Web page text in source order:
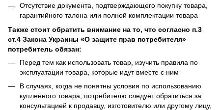
Отсутствие документа, подтверждающего покупку товара,
гарантийного талона или полной комплектации товара
Также стоит обратить внимание на то, что согласно п.3
ст.4 Закона Украины «О защите прав потребителя»
потребитель обязан:
Перед тем как использовать товар, изучить правила по
эксплуатации товара, которые идут вместе с ним
В случаях, когда не понятны условия по использованию
купленного товара, потребителю следует обратиться за
консультацией к продавцу, изготовителю или другому лицу,